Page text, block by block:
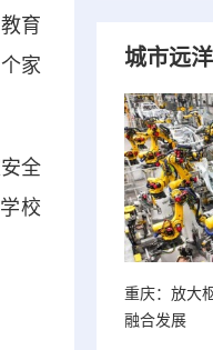
育
家
全
校
城市远洋
重庆：放大
融合发展